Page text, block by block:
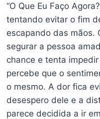
“O Que Eu Faço
tentando evitar o fim
escapando das mãos.
segurar a pessoa
chance e tenta
percebe que o
o mesmo. A dor fica
desespero dele e a
parece decidida a ir